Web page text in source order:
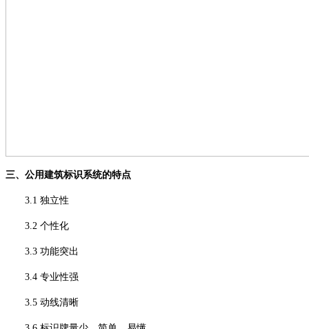
三、公用建筑标识系统的特点
3.1 独立性
3.2 个性化
3.3 功能突出
3.4 专业性强
3.5 动线清晰